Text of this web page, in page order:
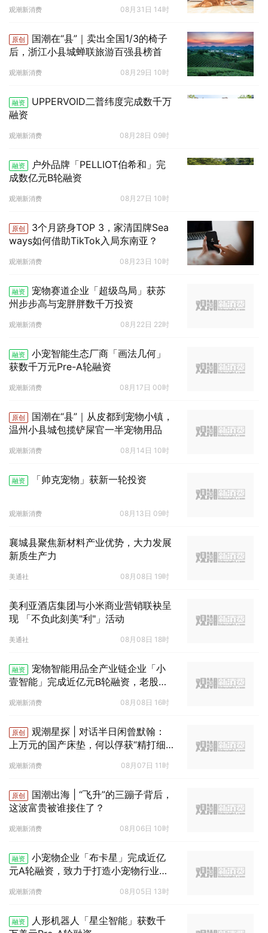
观潮新消费 08月31日 14时
原创
国潮在“县”｜卖出全国1/3的椅子
后，浙江小县城蝉联旅游百强县榜首
观潮新消费 08月29日 10时
融资
UPPERVOID二普纬度完成数千万
融资
观潮新消费 08月28日 09时
融资
户外品牌「PELLIOT伯希和」完
成数亿元B轮融资
观潮新消费 08月27日 10时
原创
3个月跻身TOP 3，家清囯牌Sea
ways如何借助TikTok入局东南亚？
观潮新消费 08月23日 10时
融资
宠物赛道企业「超级鸟局」获苏
州步步高与宠胖胖数千万投资
观潮新消费 08月22日 22时
融资
小宠智能生态厂商「画法几何」
获数千万元Pre-A轮融资
观潮新消费 08月17日 00时
原创
国潮在“县”｜从皮都到宠物小镇，
温州小县城包揽铲屎官一半宠物用品
观潮新消费 08月14日 10时
融资 「帅克宠物」获新一轮投资
观潮新消费 08月13日 09时
襄城县聚焦新材料产业优势，大力发展
新质生产力
美通社 08月08日 19时
美利亚酒店集团与小米商业营销联袂呈
现 「不负此刻美"利"」活动
美通社 08月08日 18时
融资
宠物智能用品全产业链企业「小
壹智能」完成近亿元B轮融资，老股东
观潮新消费 08月08日 16时
原创
观潮星探 | 对话半日闲曾默翰：
上万元的国产床垫，何以俘获“精打细
观潮新消费 08月07日 11时
原创
国潮出海 | “飞升”的三蹦子背后，
这波富贵被谁接住了？
观潮新消费 08月06日 10时
融资
小宠物企业「布卡星」完成近亿
元A轮融资，致力于打造小宠物行业第
观潮新消费 08月05日 13时
融资
人形机器人「星尘智能」获数千